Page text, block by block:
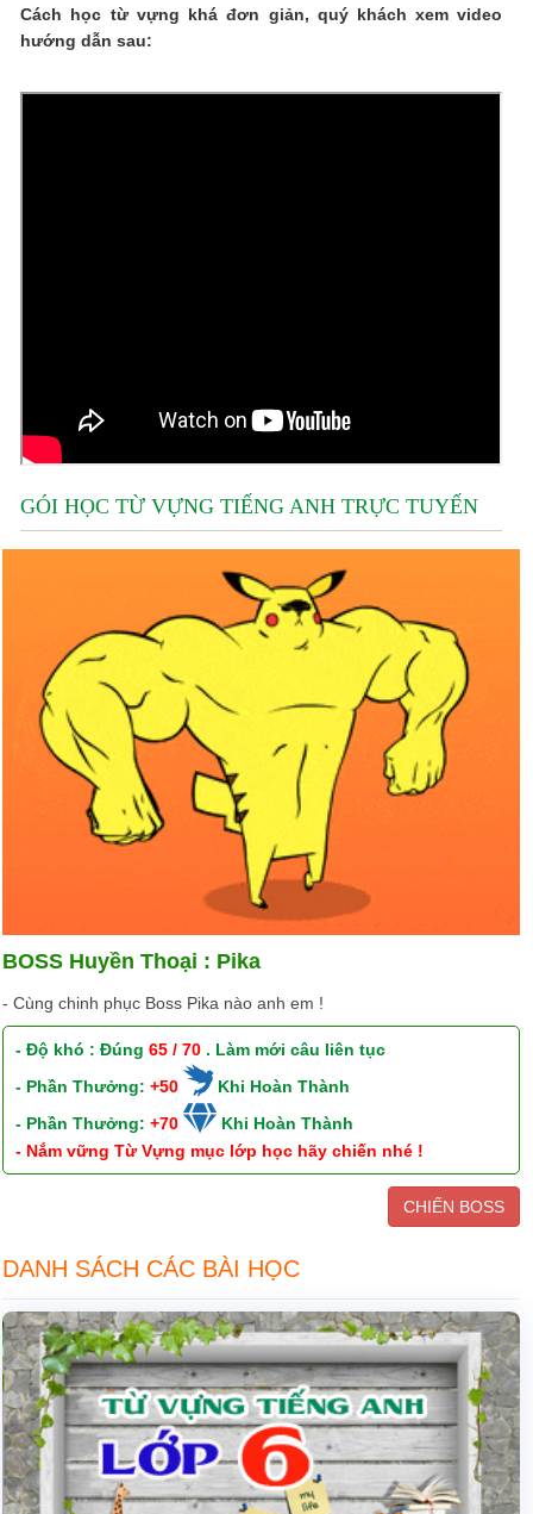
Cách học từ vựng khá đơn giản, quý khách xem video
hướng dẫn sau:
GÓI HỌC TỪ VỰNG TIẾNG ANH TRỰC TUYẾN
BOSS Huyền Thoại : Pika
- Cùng chinh phục Boss Pika nào anh em !
- Độ khó : Đúng65 / 70 . Làm mới câu liên tục
- Phần Thưởng:+50
Khi Hoàn Thành
- Phần Thưởng:+70
Khi Hoàn Thành
- Nắm vững Từ Vựng mục lớp học hãy chiến nhé !
CHIẾN BOSS
DANH SÁCH CÁC BÀI HỌC